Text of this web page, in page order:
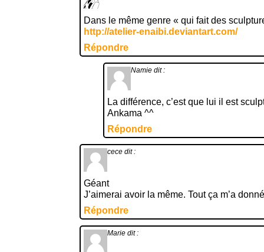
Dans le même genre « qui fait des
http://atelier-enaibi.deviantart.com/
Répondre
Namie dit :
La différence, c’est que lui il est
Ankama ^^
Répondre
cece dit :
Géant
J’aimerai avoir la même. Tout ça m’a
Répondre
Marie dit :